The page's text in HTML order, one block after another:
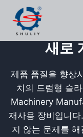
content
새로
제품 품질을 향상
치의 드럼형 슬
Machinery
재사용 장비입니
지 않는 문제를